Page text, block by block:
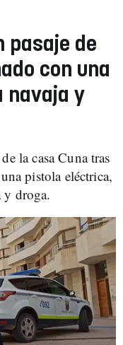
pasaje de
con una
navaja y
la casa Cuna tras
pistola eléctrica,
y droga.